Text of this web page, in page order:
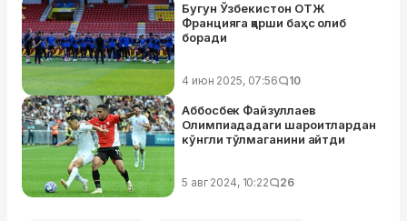
Бугун Ўзбекистон ОТЖ
Францияга қарши баҳс олиб
боради
4 июн 2025, 07:56 10
Аббосбек Файзуллаев
Олимпиададаги шароитлардан
кўнгли тўлмаганини айтди
5 авг 2024, 10:22 26